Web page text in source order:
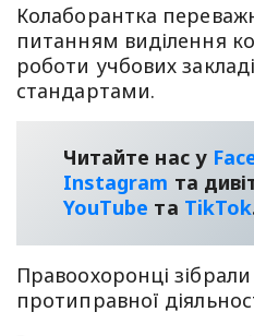
Колаборантка
питанням виділення
роботи учбових
стандартами.
Читайте нас у
Instagram та
YouТube та TikTok
Правоохоронці
протиправної